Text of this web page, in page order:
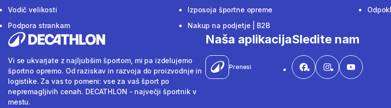
Vodič velikosti
Podpora strankam
Izposoja športne opreme
Nakup na podjetje | B2B
Vi se ukvarjate z najljubšim športom, mi pa izdelujemo
športno opremo. Od raziskav in razvoja do proizvodnje in
logistike. Za vas to pomeni: vse za vaš šport po
nepremagljivih cenah. DECATHLON - največji športnik v
mestu.
Naša aplikacija
Prenesi
Sledite nam